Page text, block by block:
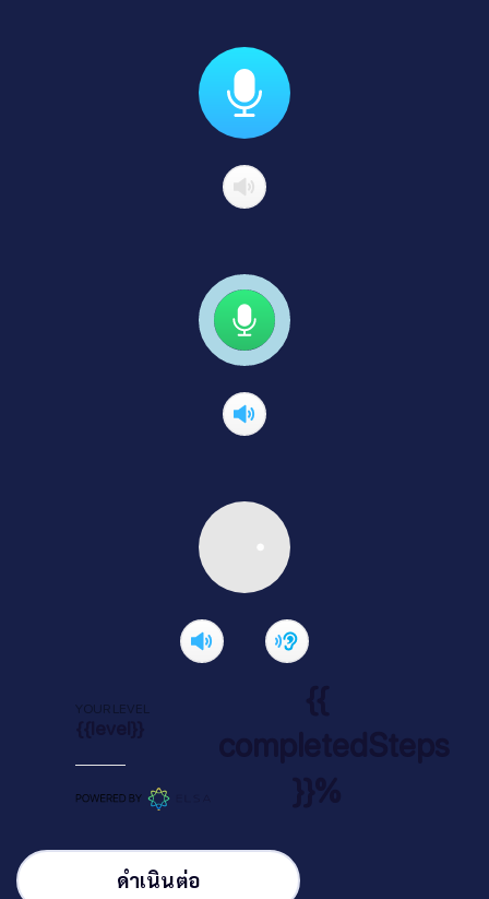
YOUR LEVEL
{{level}}
{{
completedSteps
}}%
ดำเนินต่อ